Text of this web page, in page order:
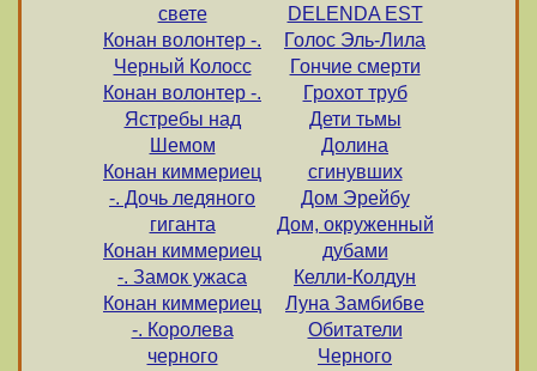
свете
Конан волонтер -.
Черный Колосс
Конан волонтер -.
Ястребы над
Шемом
Конан киммериец
-. Дочь ледяного
гиганта
Конан киммериец
-. Замок ужаса
Конан киммериец
-. Королева
черного
DELENDA EST
Голос Эль-Лила
Гончие смерти
Грохот труб
Дети тьмы
Долина
сгинувших
Дом Эрейбу
Дом, окруженный
дубами
Келли-Колдун
Луна Замбибве
Обитатели
Черного